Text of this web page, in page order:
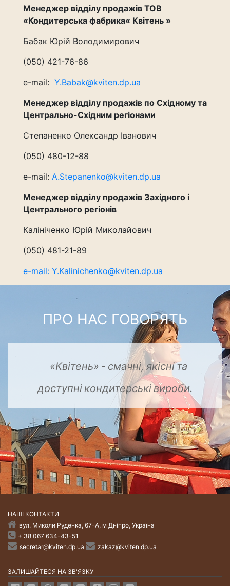
Менеджер відділу продажів ТОВ
«Кондитерська фабрика« Квітень »
Бабак Юрій Володимирович
(050) 421-76-86
e-mail: Y.Babak@kviten.dp.ua
Менеджер відділу продажів по Східному та
Центрально-Східним регіонами
Степаненко Олександр Іванович
(050) 480-12-88
e-mail: A.Stepanenko@kviten.dp.ua
Менеджер відділу продажів Західного і
Центрального регіонів
Калініченко Юрій Миколайович
(050) 481-21-89
e-mail: Y.Kalinichenko@kviten.dp.ua
ПРО НАС ГОВОРЯТЬ
«Квітень»
-
смачні,
якісні та
доступні кондитерськівироби.
НАШI КОНТАКТИ
вул. Миколи Руденка, 67-А, м Дніпро, Україна
+ 38 067 634-43-51
secretar@kviten.dp.ua
zakaz@kviten.dp.ua
ЗАЛИШАЙТЕСЯ НА ЗВ'ЯЗКУ